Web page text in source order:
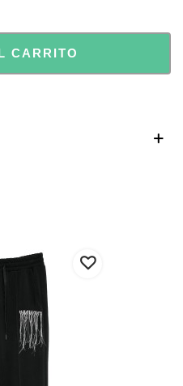
CARRITO